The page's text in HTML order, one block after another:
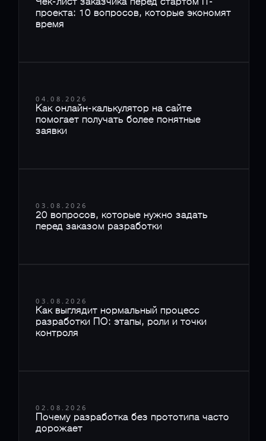
проекта: 10 вопросов, которые экономят
время
04.08.2026
Как онлайн-калькулятор на сайте
помогает получать более понятные
заявки
03.08.2026
20 вопросов, которые нужно задать
перед заказом разработки
03.08.2026
Как выглядит нормальный процесс
разработки ПО: этапы, роли и точки
контроля
02.08.2026
Почему разработка без прототипа часто
дорожает